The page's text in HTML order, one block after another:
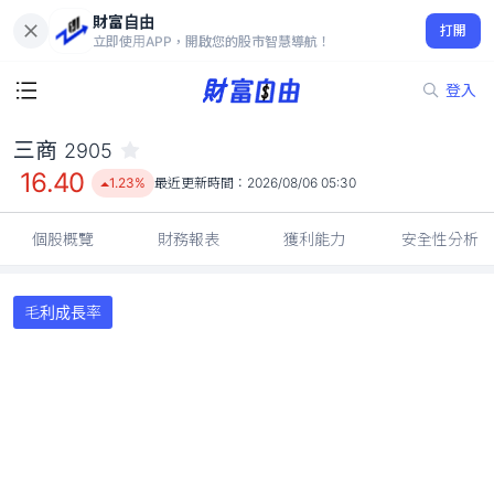
財富自由
立即使用APP，開啟您的股市智慧導航！
打開
登入
16.40
1.23%
三商 2905
16.40 1.23% 最近更新時間： 2026/08/06 05:30
個股概覽 財務報表 獲利能力 安全性分析
毛利成長率